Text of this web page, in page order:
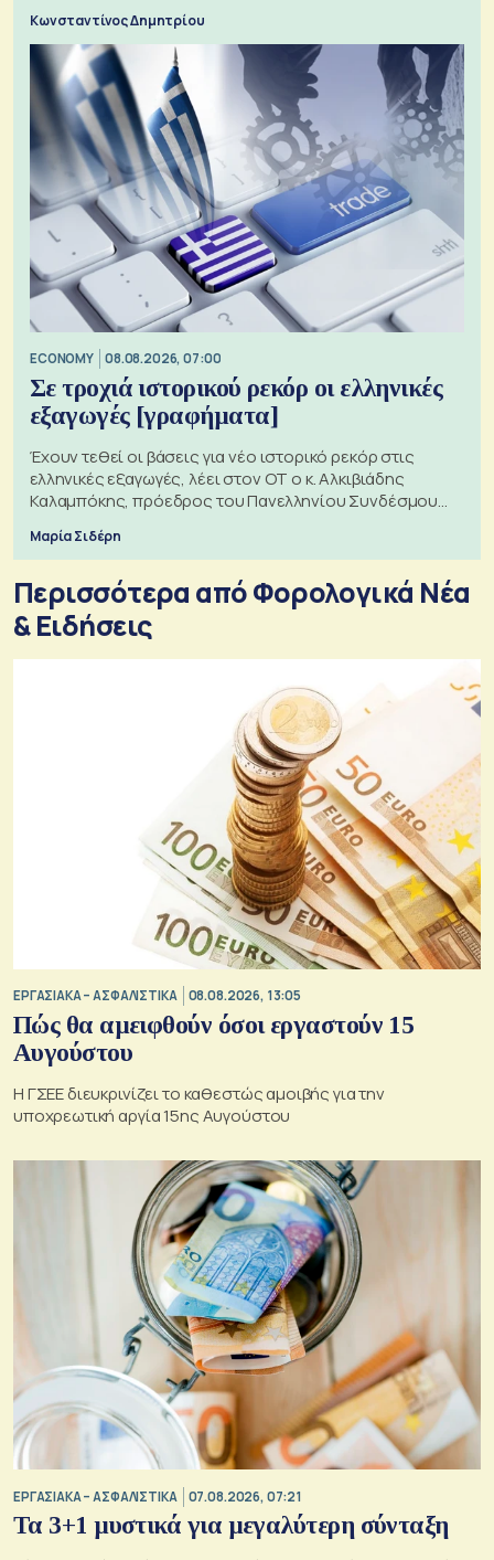
Κωνσταντίνος Δημητρίου
ECONOMY 08.08.2026, 07:00
Σε τροχιά ιστορικού ρεκόρ οι ελληνικές
εξαγωγές [γραφήματα]
Έχουν τεθεί οι βάσεις για νέο ιστορικό ρεκόρ στις
ελληνικές εξαγωγές, λέει στον ΟΤ ο κ. Αλκιβιάδης
Καλαμπόκης, πρόεδρος του Πανελληνίου Συνδέσμου
Μαρία Σιδέρη
Περισσότερα από Φορολογικά Νέα
& Eιδήσεις
ΕΡΓΑΣΙΑΚΑ – ΑΣΦΑΛΙΣΤΙΚΑ 08.08.2026, 13:05
Πώς θα αμειφθούν όσοι εργαστούν 15
Αυγούστου
Η ΓΣΕΕ διευκρινίζει το καθεστώς αμοιβής για την
υποχρεωτική αργία 15ης Αυγούστου
ΕΡΓΑΣΙΑΚΑ – ΑΣΦΑΛΙΣΤΙΚΑ 07.08.2026, 07:21
Τα 3+1 μυστικά για μεγαλύτερη σύνταξη